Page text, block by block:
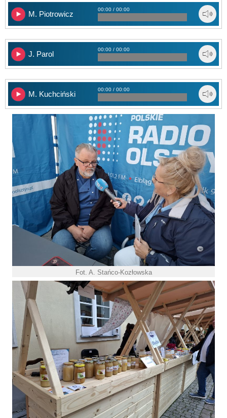
M. Piotrowicz
00:00 / 00:00
J. Parol
00:00 / 00:00
M. Kuchciński
00:00 / 00:00
Fot. A. Stańco-Kozłowska